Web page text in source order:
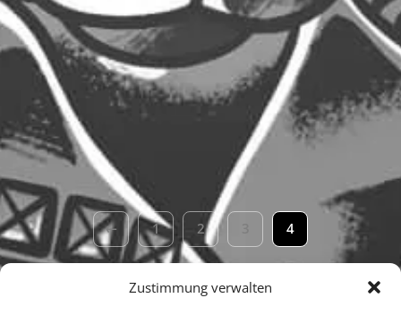
Zustimmung verwalten
← 1 2 4